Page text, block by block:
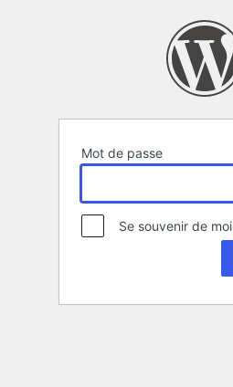
Mot de passe
Se souvenir de moi